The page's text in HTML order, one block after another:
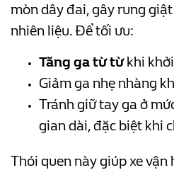
mòn dây đai, gây rung
nhiên liệu. Để tối ưu:
Tăng ga từ từkhi
Giảm ga nhẹ nhàng
Tránh giữ tay ga ở
gian dài, đặc biệt khi
Thói quen này giúp xe